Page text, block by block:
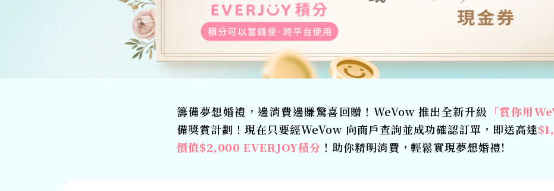
籌備夢想婚禮，邊消費邊賺驚喜回贈！WeVow 推出全新升級 「賞你用
備獎賞計劃！現在只要經WeVow 向商戶查詢並成功確認訂單，即送高達
價值$2,000 EVERJOY積分 ！助你精明消費，輕鬆實現夢想婚禮!​​